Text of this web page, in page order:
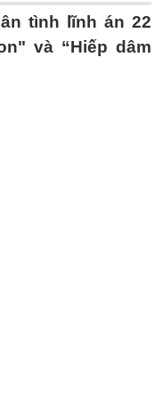
tình lĩnh án 22
và “Hiếp dâm